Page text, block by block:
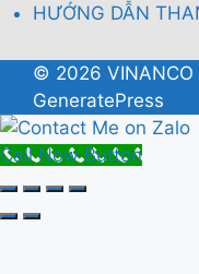
HƯỚNG DẪN
© 2026 VINANCO
GeneratePress
Call Now Button